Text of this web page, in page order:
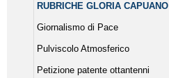
RUBRICHE GLORIA CAPUANO
Giornalismo di Pace
Pulviscolo Atmosferico
Petizione patente ottantenni